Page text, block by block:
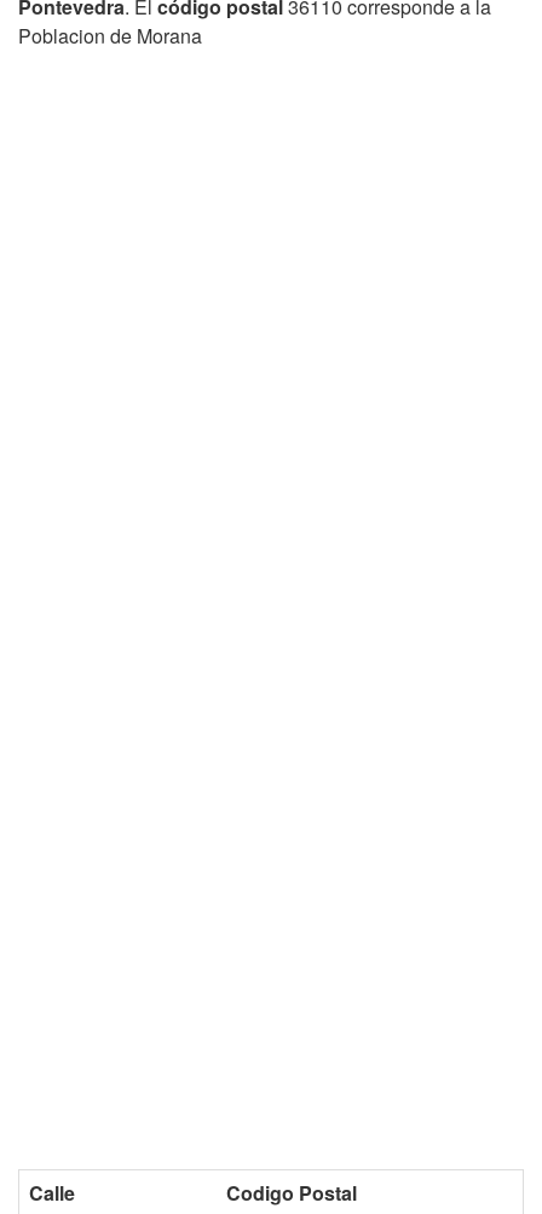
Pontevedra. El código postal36110 corresponde a la
Poblacion de Morana
Calle Codigo Postal